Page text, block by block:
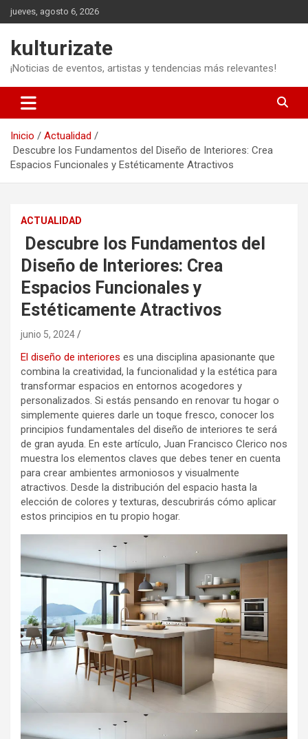
Saltar
al
jueves, agosto 6, 2026
kulturizate
¡Noticias de eventos, artistas y tendencias más relevantes!
Inicio
Actualidad
Descubre los Fundamentos del Diseño de Interiores: Crea
Espacios Funcionales y Estéticamente Atractivos
ACTUALIDAD
Descubre los Fundamentos del
Diseño de Interiores: Crea
Espacios Funcionales y
Estéticamente Atractivos
junio 5, 2024
El diseño de interiores es una disciplina apasionante que
combina la creatividad, la funcionalidad y la estética para
transformar espacios en entornos acogedores y
personalizados. Si estás pensando en renovar tu hogar o
simplemente quieres darle un toque fresco, conocer los
principios fundamentales del diseño de interiores te será
de gran ayuda. En este artículo, Juan Francisco Clerico nos
muestra los elementos claves que debes tener en cuenta
para crear ambientes armoniosos y visualmente
atractivos. Desde la distribución del espacio hasta la
elección de colores y texturas, descubrirás cómo aplicar
estos principios en tu propio hogar.